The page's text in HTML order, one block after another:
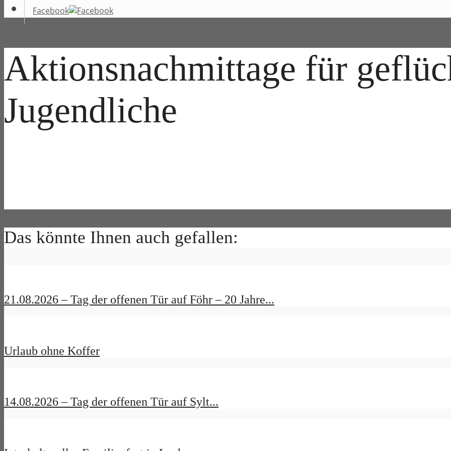
Facebook
Aktionsnachmittage für
Jugendliche
Das könnte Ihnen auch gefallen:
21.08.2026 – Tag der offenen Tür auf Föhr – 20 Jahre...
Urlaub ohne Koffer
14.08.2026 – Tag der offenen Tür auf Sylt...